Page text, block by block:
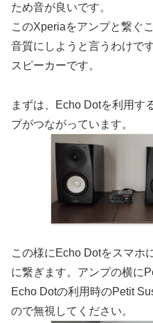
ため音が良いです。
このXperiaをアンプと繋ぐ
音質にしようと言うわけで
スピーカーです。
まずは、Echo Dotを利用す
プがつながっています。
この様にEcho Dotをスマホ
に繋ぎます。アンプの横に
Echo Dotの利用時のPetit
ので無視してください。